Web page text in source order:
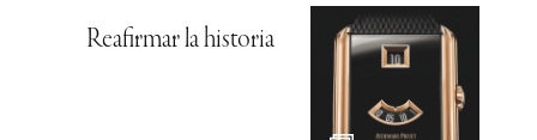
Reafirmar la historia